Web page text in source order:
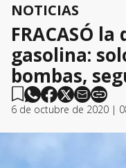
NOTICIAS
FRACASÓ
gasolina:
bombas,
6 de octubre de 2020 |